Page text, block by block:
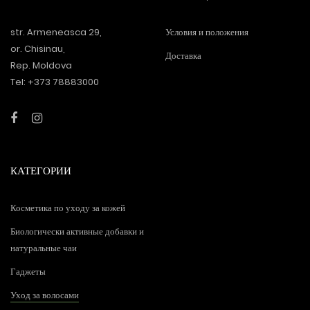
str. Armeneasca 29,
or. Chisinau,
Rep. Moldova
Tel: +373 78883000
Условия и положения
Доставка
КАТЕГОРИИ
Косметика по уходу за кожей
Биологически активные добавки и
натуральные чаи
Гаджеты
Уход за волосами